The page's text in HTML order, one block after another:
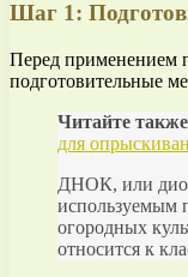
Шаг 1:
Перед применением
подготовительные
Читайте
для
ДНОК, или
используемым
огородных
относится к